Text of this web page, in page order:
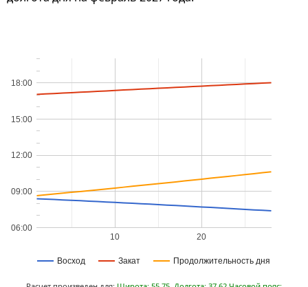
Восход Закат Продолжительность дня
10 20
06:00
09:00
12:00
15:00
18:00